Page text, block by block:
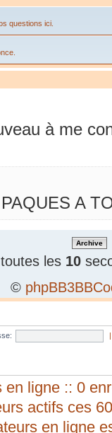
questions ici.
à me
A
le smarphone
chaleur...
une
P.C. ;).
les 10
©
en ligne :: 0
actifs ces
en ligne